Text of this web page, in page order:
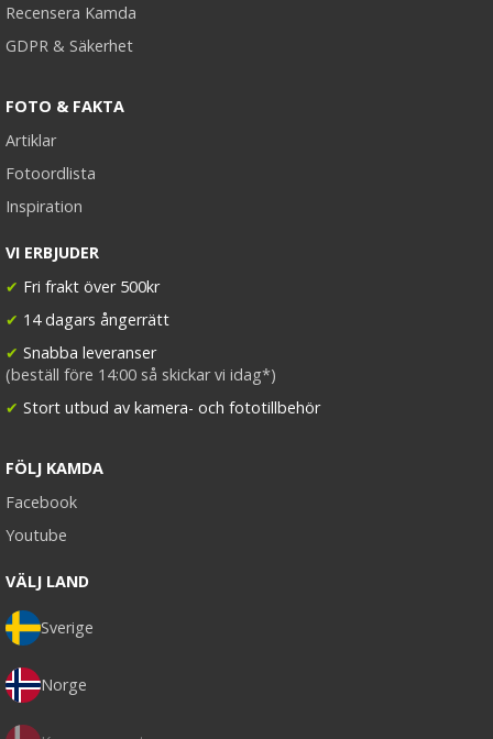
Recensera Kamda
GDPR & Säkerhet
FOTO & FAKTA
Artiklar
Fotoordlista
Inspiration
VI ERBJUDER
✔ Fri frakt över 500kr
✔ 14 dagars ångerrätt
✔ Snabba leveranser
(beställ före 14:00 så skickar vi idag*)
✔ Stort utbud av kamera- och fototillbehör
FÖLJ KAMDA
Facebook
Youtube
VÄLJ LAND
Sverige
Norge